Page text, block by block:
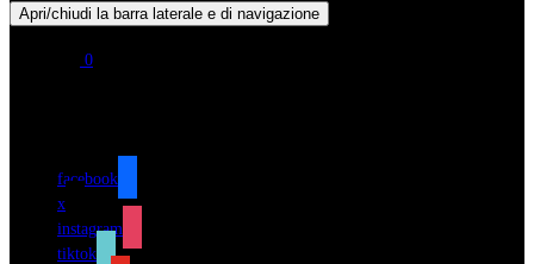
Apri/chiudi la barra laterale e di navigazione
0
facebook
x
instagram
tiktok